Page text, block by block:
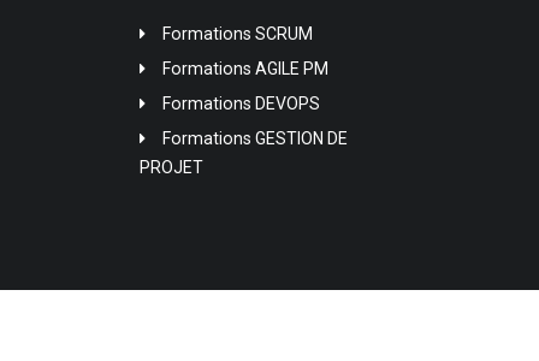
Formations SCRUM
Formations AGILE PM
Formations DEVOPS
Formations GESTION DE
PROJET